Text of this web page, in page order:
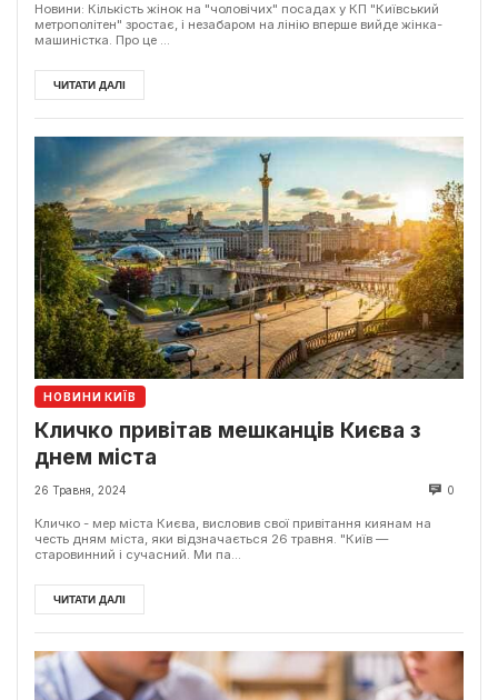
Новини: Кількість жінок на "чоловічих" посадах у КП "Київський
метрополітен" зростає, і незабаром на лінію вперше вийде жінка-
машиністка. Про це ...
ЧИТАТИ ДАЛІ
НОВИНИ КИЇВ
Кличко привітав мешканців Києва з
днем міста
26 Травня, 2024 0
Кличко - мер міста Києва, висловив свої привітання киянам на
честь дням міста, яки відзначається 26 травня. "Київ —
старовинний і сучасний. Ми па...
ЧИТАТИ ДАЛІ